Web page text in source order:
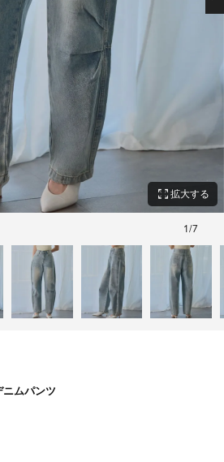
zoom_out_map 拡大する
1/7
ムパンツ